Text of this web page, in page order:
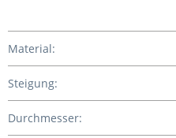
Material:
Steigung:
Durchmesser: